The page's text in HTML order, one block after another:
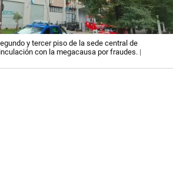
y tercer piso de la sede central de
con la megacausa por fraudes. |